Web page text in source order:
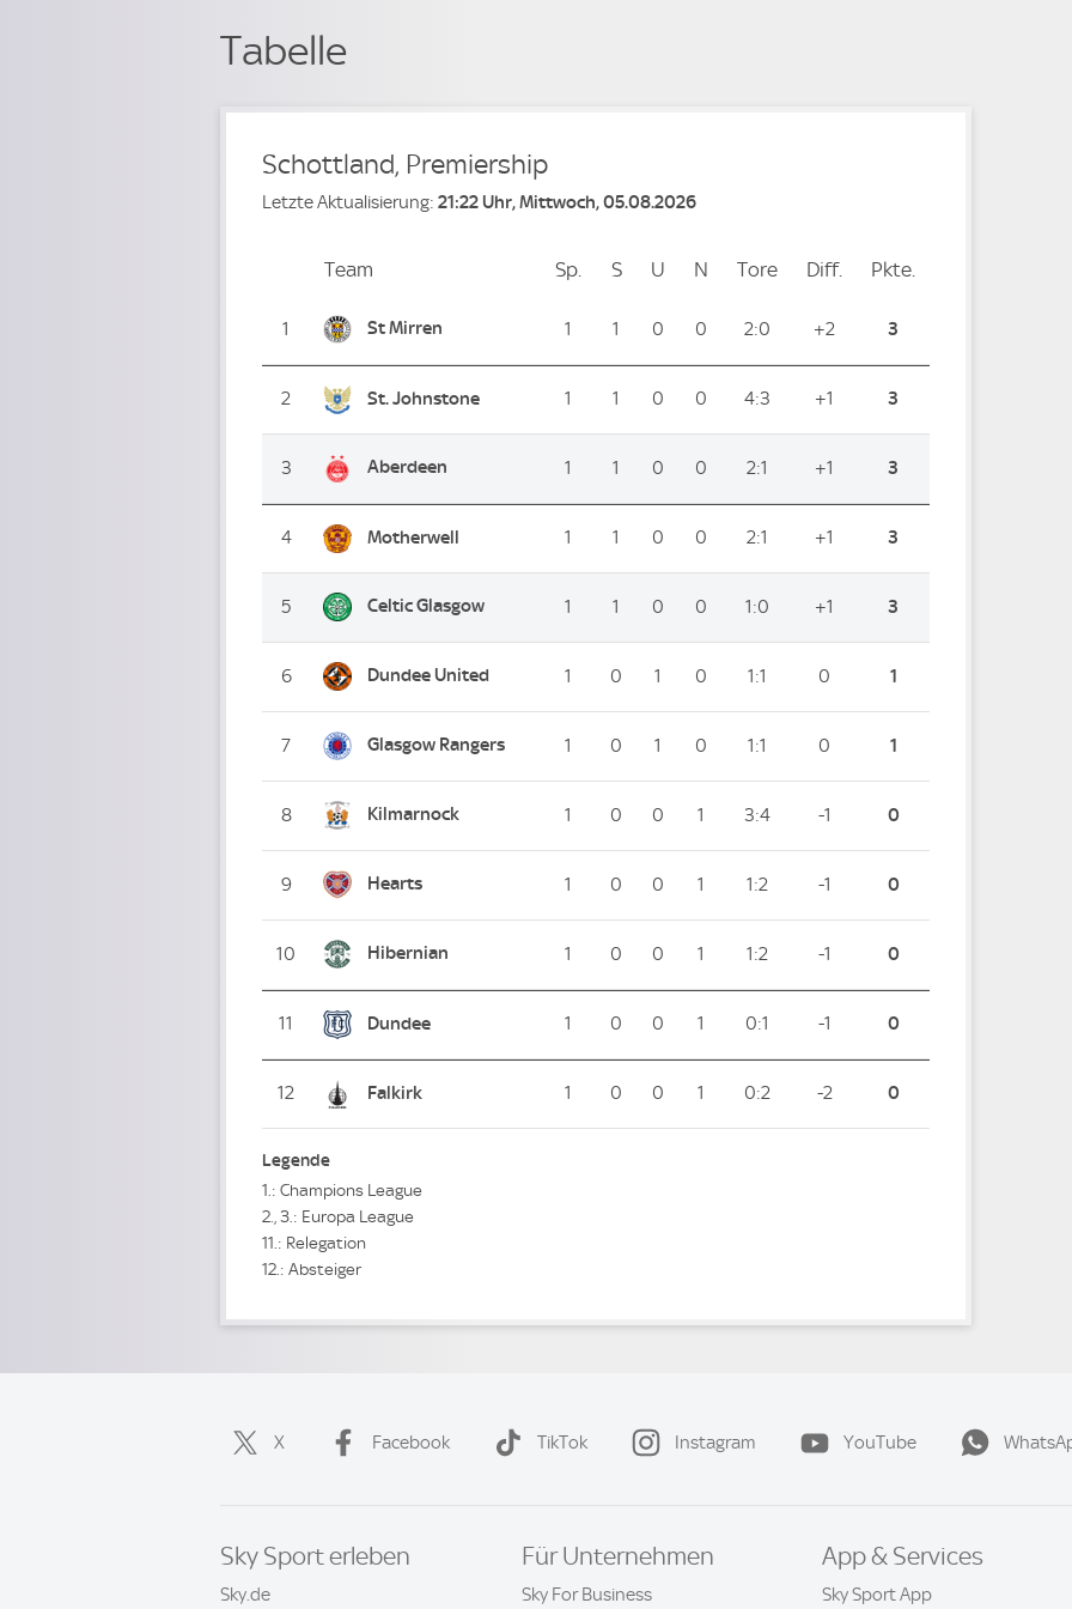
Tabelle
Schottland, Premiership
Letzte Aktualisierung: 21:22 Uhr, Mittwoch, 05.08.2026
PlatzTeam Sp. Spiele
SSiege
U Unentschieden
N Niederlagen
Tore ToreDiff. Differenz
Pkte.
1 St Mirren 1 1 0 0 2:0 +2 3
2 St. Johnstone 1 1 0 0 4:3 +1 3
3 Aberdeen 1 1 0 0 2:1 +1 3
4 Motherwell 1 1 0 0 2:1 +1 3
5 Celtic Glasgow 1 1 0 0 1:0 +1 3
6 Dundee United 1 0 1 0 1:1 0 1
7 Glasgow Rangers 1 0 1 0 1:1 0 1
8 Kilmarnock 1 0 0 1 3:4 -1 0
9 Hearts 1 0 0 1 1:2 -1 0
10 Hibernian 1 0 0 1 1:2 -1 0
11 Dundee 1 0 0 1 0:1 -1 0
12 Falkirk 1 0 0 1 0:2 -2 0
Legende
1.: Champions League
2., 3.: Europa League
11.: Relegation
12.: Absteiger
X Facebook TikTok Instagram YouTube
Sky Sport erleben
Sky.de
Für Unternehmen
Sky For Business
App & Services
Sky Sport App